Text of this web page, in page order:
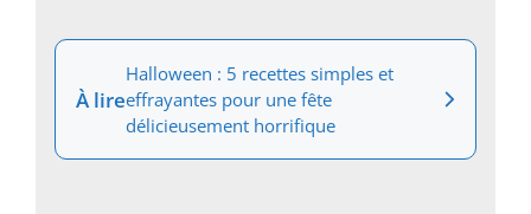
À lire
Halloween : 5 recettes simples et
effrayantes pour une fête
délicieusement horrifique